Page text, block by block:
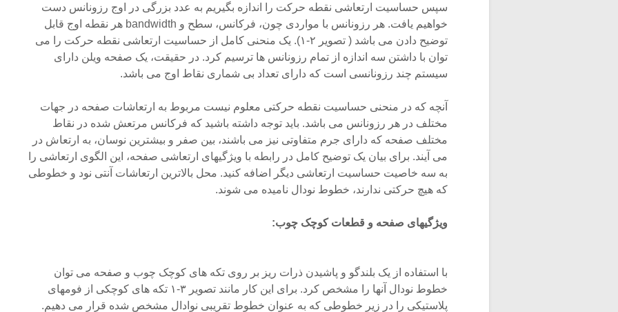
سپس حساسیت ارتعاشی نقطه حرکت را اندازه بگیریم به عدد بزرگی در اوج رزونانس دست
خواهیم یافت. هر رزونانس با مواردی چون، فرکانس، سطح و bandwidth هر نقطه اوج قابل
توضیح دادن می باشد ( تصویر ۲-۱). یک منحنی کامل از حساسیت ارتعاشی نقطه حرکت را می
توان با داشتن سه اندازه از تمام رزونانس ها ترسیم کرد. در حقیقت، یک صفحه ویلن دارای
سیستم چند رزونانسی است که دارای تعداد بی شماری نقاط اوج می باشد.
آنچه که در منحنی حساسیت نقطه حرکتی معلوم نیست مربوط به ارتعاشات صفحه در جهات
مختلف در هر رزونانس می باشد. باید توجه داشته باشید که فرکانس مرتعش شده در نقاط
مختلف صفحه که دارای جرم متفاوتی نیز می باشند، بین صفر و بیشترین نوسان، به ارتعاش در
می آیند. برای بیان یک توضیح کامل در رابطه با ویژگیهای ارتعاشی صفحه، این الگوی ارتعاشی را
به سه خاصیت حساسیت ارتعاشی دیگر اضافه کنید. محل بالاترین ارتعاشات آنتی نود و خطوطی
که هیچ حرکتی ندارند، خطوط نودال نامیده می شوند.
ویژگیهای صفحه و قطعات کوچک چوب:
با استفاده از یک بلندگو و پاشیدن ذرات ریز بر روی تکه های کوچک چوب و صفحه می توان
خطوط نودال آنها را مشخص کرد. برای این کار مانند تصویر ۳-۱ تکه های کوچکی از فومهای
پلاستیکی را در زیر خطوطی که به عنوان خطوط تقریبی نوادال مشخص شده قرار می دهیم.